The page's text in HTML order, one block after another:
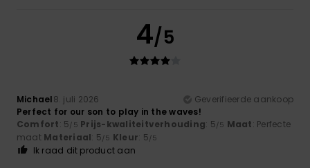
4/5
Michael8. juli 2026
Geverifieerde aankoop
Perfect for our son to play in the waves!
Comfort: 5/5 Prijs-kwaliteitverhouding: 5/5 Maat: Perfecte
maat Materiaal: 5/5 Kleur: 5/5
Ik raad dit product aan